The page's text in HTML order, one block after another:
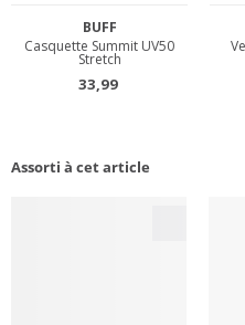
Assorti à cet article